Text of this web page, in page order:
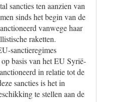
sancties ten aanzien van
sinds het begin van de
vanwege haar
raketten.
sanctieregimes
basis van het EU Syrië-
in relatie tot de
sancties is het in
te stellen aan de